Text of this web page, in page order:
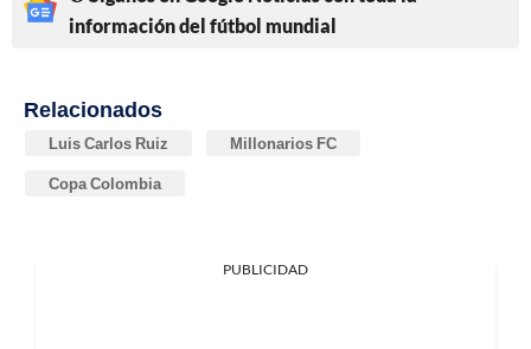
información del fútbol mundial
Relacionados
Luis Carlos Ruiz Millonarios FC
Copa Colombia
PUBLICIDAD